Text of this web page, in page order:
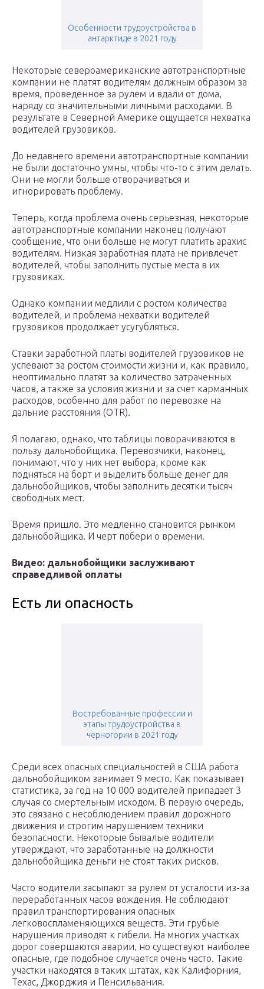
Особенности трудоустройства в
антарктиде в 2021 году
Некоторые североамериканские автотранспортные
компании не платят водителям должным образом за
время, проведенное за рулем и вдали от дома,
наряду со значительными личными расходами. В
результате в Северной Америке ощущается нехватка
водителей грузовиков.
До недавнего времени автотранспортные компании
не были достаточно умны, чтобы что-то с этим делать.
Они не могли больше отворачиваться и
игнорировать проблему.
Теперь, когда проблема очень серьезная, некоторые
автотранспортные компании наконец получают
сообщение, что они больше не могут платить арахис
водителям. Низкая заработная плата не привлечет
водителей, чтобы заполнить пустые места в их
грузовиках.
Однако компании медлили с ростом количества
водителей, и проблема нехватки водителей
грузовиков продолжает усугубляться.
Ставки заработной платы водителей грузовиков не
успевают за ростом стоимости жизни и, как правило,
неоптимально платят за количество затраченных
часов, а также за условия жизни и за счет карманных
расходов, особенно для работ по перевозке на
дальние расстояния (OTR).
Я полагаю, однако, что таблицы поворачиваются в
пользу дальнобойщика. Перевозчики, наконец,
понимают, что у них нет выбора, кроме как
подняться на борт и выделить больше денег для
дальнобойщиков, чтобы заполнить десятки тысяч
свободных мест.
Время пришло. Это медленно становится рынком
дальнобойщика. И черт побери о времени.
Видео: дальнобойщики заслуживают
справедливой оплаты
Есть ли опасность
Востребованные профессии и
этапы трудоустройства в
черногории в 2021 году
Среди всех опасных специальностей в США работа
дальнобойщиком занимает 9 место. Как показывает
статистика, за год на 10 000 водителей припадает 3
случая со смертельным исходом. В первую очередь,
это связано с несоблюдением правил дорожного
движения и строгим нарушением техники
безопасности. Некоторые бывалые водители
утверждают, что заработанные на должности
дальнобойщика деньги не стоят таких рисков.
Часто водители засыпают за рулем от усталости из-за
переработанных часов вождения. Не соблюдают
правил транспортирования опасных
легковоспламеняющихся веществ. Эти грубые
нарушения приводят к гибели. На многих участках
дорог совершаются аварии, но существуют наиболее
опасные, где подобное случается очень часто. Такие
участки находятся в таких штатах, как Калифорния,
Техас, Джорджия и Пенсильвания.